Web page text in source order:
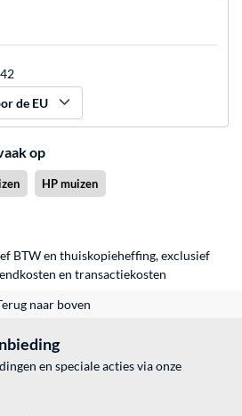
de EU
op
HP muizen
BTW en thuiskopieheffing, exclusief
en transactiekosten
naar boven
en speciale acties via onze